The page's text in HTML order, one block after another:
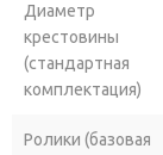
Диаметр
крестовины
(стандартная
комплектация)
Ролики (базовая